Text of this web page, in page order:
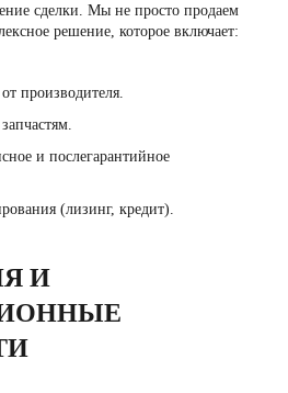
сделки. Мы не просто продаем
решение, которое включает:
производителя.
и послегарантийное
(лизинг, кредит).
И